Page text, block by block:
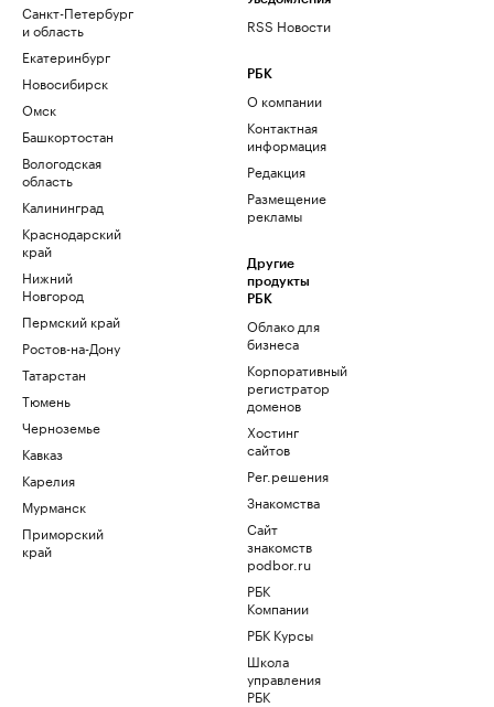
Санкт-Петербург
и область
Екатеринбург
Новосибирск
Омск
Башкортостан
Вологодская
область
Калининград
Краснодарский
край
Нижний
Новгород
Пермский край
Ростов-на-Дону
Татарстан
Тюмень
Черноземье
Кавказ
Карелия
Мурманск
Приморский
край
RSS Новости
РБК
О компании
Контактная
информация
Редакция
Размещение
рекламы
Другие
продукты
РБК
Облако для
бизнеса
Корпоративный
регистратор
доменов
Хостинг
сайтов
Рег.решения
Знакомства
Сайт
знакомств
podbor.ru
РБК
Компании
РБК Курсы
Школа
управления
РБК